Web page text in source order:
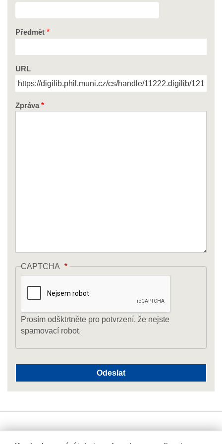
Předmět
URL
Zpráva
CAPTCHA
Prosím odšktrtněte pro potvrzení, že nejste
spamovací robot.